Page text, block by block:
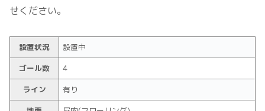
せください。
設置状況
設置中
ゴール数
4
ライン
有り